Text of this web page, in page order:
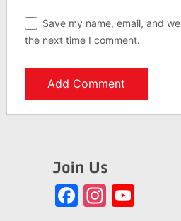
Save my name, email, and
the next time I comment.
Join Us
Facebook